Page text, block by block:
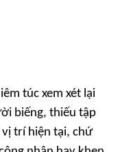
túc xem xét lại
biếng, thiếu tập
trí hiện tại, chứ